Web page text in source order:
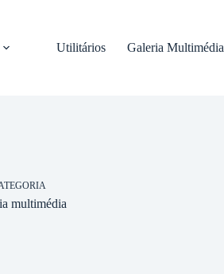
Utilitários Galeria Multimédia
multimédia